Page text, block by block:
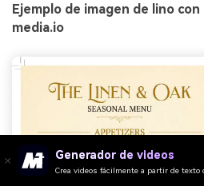
Ejemplo de imagen de lino
media.io
Generador de videos
Crea videos fácilmente a partir de texto